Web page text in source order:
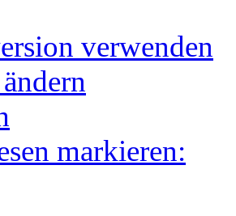
verwenden
markieren: